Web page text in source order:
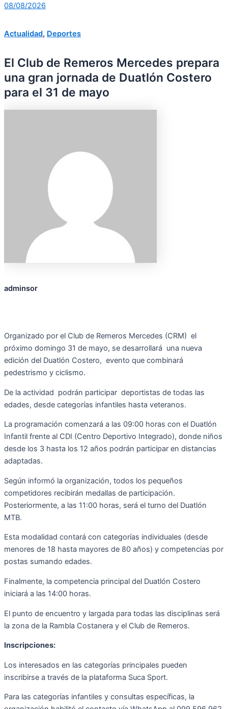
08/08/2026
Actualidad, Deportes
El Club de Remeros Mercedes prepara
una gran jornada de Duatlón Costero
para el 31 de mayo
adminsor
Organizado por el Club de Remeros Mercedes (CRM) el
próximo domingo 31 de mayo, se desarrollará una nueva
edición del Duatlón Costero, evento que combinará
pedestrismo y ciclismo.
De la actividad podrán participar deportistas de todas las
edades, desde categorías infantiles hasta veteranos.
La programación comenzará a las 09:00 horas con el Duatlón
Infantil frente al CDI (Centro Deportivo Integrado), donde niños
desde los 3 hasta los 12 años podrán participar en distancias
adaptadas.
Según informó la organización, todos los pequeños
competidores recibirán medallas de participación.
Posteriormente, a las 11:00 horas, será el turno del Duatlón
MTB.
Esta modalidad contará con categorías individuales (desde
menores de 18 hasta mayores de 80 años) y competencias por
postas sumando edades.
Finalmente, la competencia principal del Duatlón Costero
iniciará a las 14:00 horas.
El punto de encuentro y largada para todas las disciplinas será
la zona de la Rambla Costanera y el Club de Remeros.
Inscripciones:
Los interesados en las categorías principales pueden
inscribirse a través de la plataforma Suca Sport.
Para las categorías infantiles y consultas específicas, la